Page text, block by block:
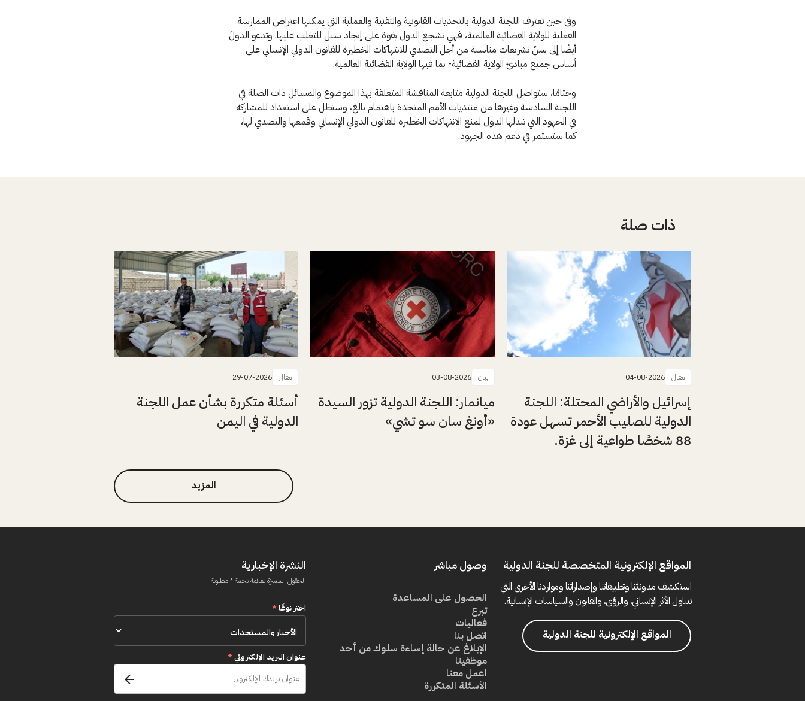
وفي حين تعترف اللجنة الدولية بالتحديات القانونية والتقنية والعملية التي يمكنها اعتراض الممارسة
الفعلية للولاية القضائية العالمية، فهي تشجع الدول بقوة على إيجاد سبل للتغلب عليها. وتدعو الدولَ
أيضًا إلى سنّ تشريعات مناسبة من أجل التصدي للانتهاكات الخطيرة للقانون الدولي الإنساني على
أساس جميع مبادئ الولاية القضائية- بما فيها الولاية القضائية العالمية.
وختامًا، ستواصل اللجنة الدولية متابعة المناقشة المتعلقة بهذا الموضوع والمسائل ذات الصلة في
اللجنة السادسة وغيرها من منتديات الأمم المتحدة باهتمام بالغ، وستظل على استعداد للمشاركة
في الجهود التي تبذلها الدول لمنع الانتهاكات الخطيرة للقانون الدولي الإنساني وقمعها والتصدي لها،
كما ستستمر في دعم هذه الجهود.
ذات صلة
مقال 04-08-2026
إسرائيل والأراضي المحتلة: اللجنة
الدولية للصليب الأحمر تسهل عودة
88 شخصًا طواعية إلى غزة.
بيان 03-08-2026
ميانمار: اللجنة الدولية تزور السيدة
«أونغ سان سو تشي»
مقال 29-07-2026
أسئلة متكررة بشأن عمل اللجنة
الدولية في اليمن
المزيد
المواقع الإلكترونية المتخصصة للجنة الدولية
استكشف مدوناتنا وتطبيقاتنا وإصداراتنا ومواردنا الأخرى التي
تتناول الأثر الإنساني، والرؤى، والقانون والسياسات الإنسانية.
المواقع الإلكترونية للجنة الدولية
وصول مباشر
الحصول على المساعدة
تبرع
فعاليات
اتصل بنا
الإبلاغ عن حالة إساءة سلوك من أحد
موظفينا
اعمل معنا
الأسئلة المتكررة
النشرة الإخبارية
الحقول المميزة بعلامة نجمة * مطلوبة
اختر نوعًا*
عنوان البريد الإلكتروني*